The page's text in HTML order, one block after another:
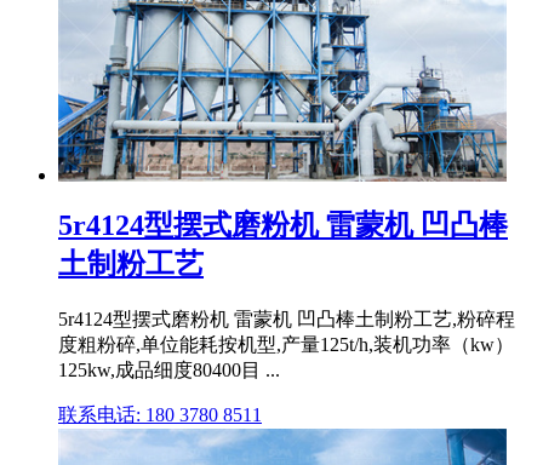
5r4124型摆式磨粉机 雷蒙机 凹凸棒
土制粉工艺
5r4124型摆式磨粉机 雷蒙机 凹凸棒土制粉工艺,粉碎程
度粗粉碎,单位能耗按机型,产量125t/h,装机功率（kw）
125kw,成品细度80400目 ...
联系电话: 180 3780 8511